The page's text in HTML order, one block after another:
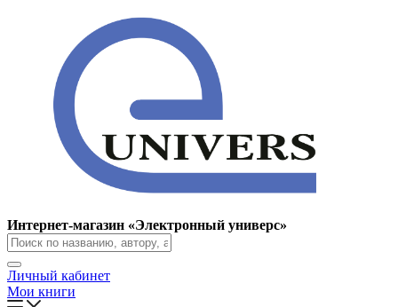
Интернет-магазин «Электронный универс»
Личный кабинет
Мои книги